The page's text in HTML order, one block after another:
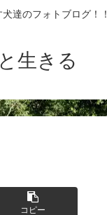
達のフォトブログ！！
生きる
コピー